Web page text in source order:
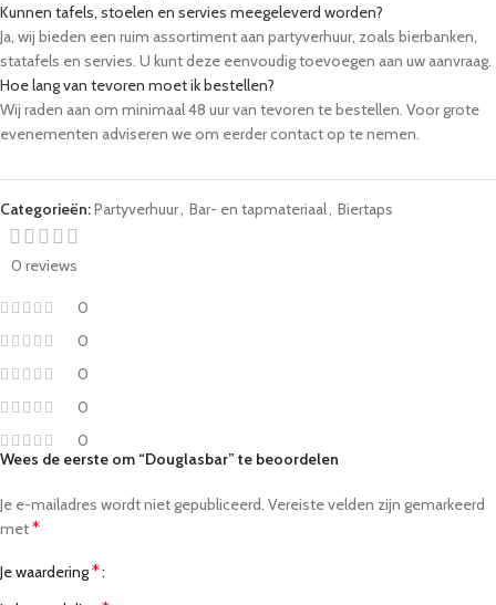
Kunnen tafels, stoelen en servies meegeleverd worden?
Ja, wij bieden een ruim assortiment aan partyverhuur, zoals bierbanken,
statafels en servies. U kunt deze eenvoudig toevoegen aan uw aanvraag.
Hoe lang van tevoren moet ik bestellen?
Wij raden aan om minimaal 48 uur van tevoren te bestellen. Voor grote
evenementen adviseren we om eerder contact op te nemen.
Categorieën:Partyverhuur, Bar- en tapmateriaal, Biertaps
0 reviews
0
0
0
0
0
Wees de eerste om “Douglasbar” te beoordelen
Je e-mailadres wordt niet gepubliceerd. Vereiste velden zijn gemarkeerd
met*
Je waardering*